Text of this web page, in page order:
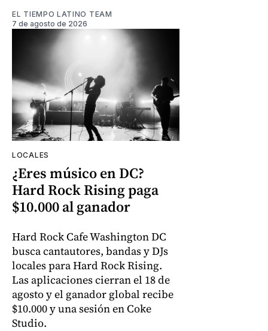
EL TIEMPO LATINO TEAM
7 de agosto de 2026
LOCALES
¿Eres músico en DC?
Hard Rock Rising paga
$10.000 al ganador
Hard Rock Cafe Washington DC
busca cantautores, bandas y DJs
locales para Hard Rock Rising.
Las aplicaciones cierran el 18 de
agosto y el ganador global recibe
$10.000 y una sesión en Coke
Studio.